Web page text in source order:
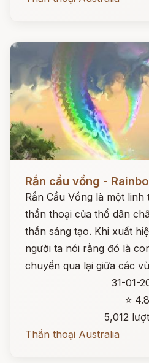
Đọc ngay
Rắn cầu vồng -
Rắn Cầu Vồng là một
thần thoại của thổ dân
thần sáng tạo. Khi xuất
người ta nói rằng đó là
chuyển qua lại giữa các
31-01-
⭐ 4.8
5,012
Thần thoại Australia